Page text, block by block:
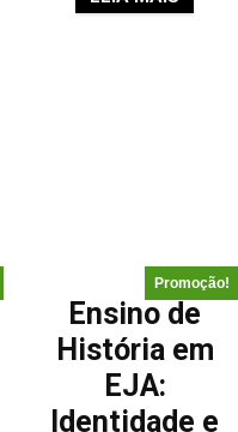
Promoção!
Ensino de
História em
EJA:
Identidade e